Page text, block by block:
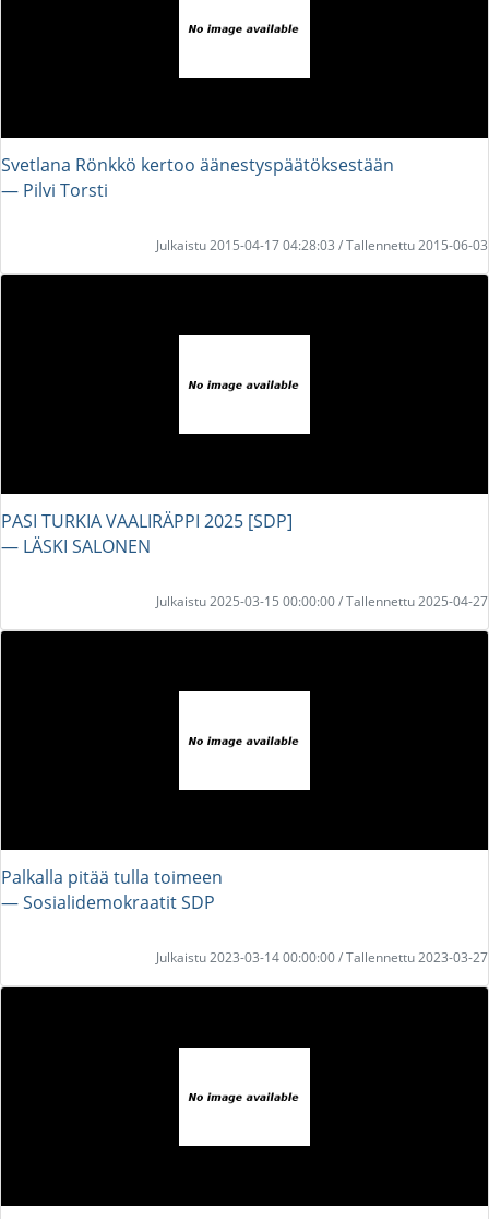
Svetlana Rönkkö kertoo äänestyspäätöksestään
― Pilvi Torsti
Julkaistu 2015-04-17 04:28:03 / Tallennettu 2015-06-03
PASI TURKIA VAALIRÄPPI 2025 [SDP]
― LÄSKI SALONEN
Julkaistu 2025-03-15 00:00:00 / Tallennettu 2025-04-27
Palkalla pitää tulla toimeen
― Sosialidemokraatit SDP
Julkaistu 2023-03-14 00:00:00 / Tallennettu 2023-03-27